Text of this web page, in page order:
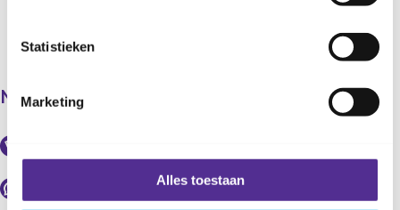
Statistieken
Marketing
Alles toestaan
Neem contact op met ons
Stel je vraag via Whatsapp (8:30 - 16:30u)